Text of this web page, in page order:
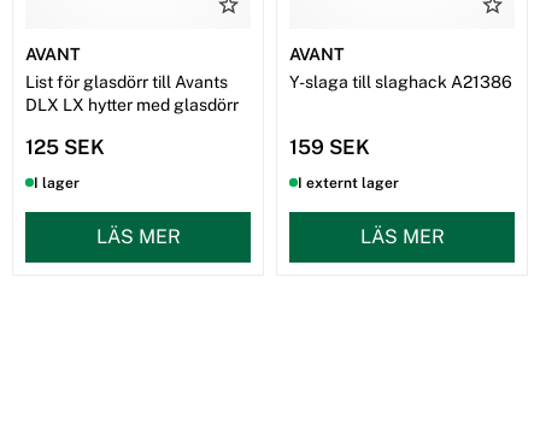
AVANT
List för glasdörr till Avants
DLX LX hytter med glasdörr
125 SEK
I lager
LÄS MER
AVANT
Y-slaga till slaghack A21386
159 SEK
I externt lager
LÄS MER